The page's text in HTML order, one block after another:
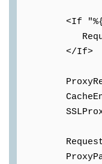
<If
Require
</If>
ProxyPass /